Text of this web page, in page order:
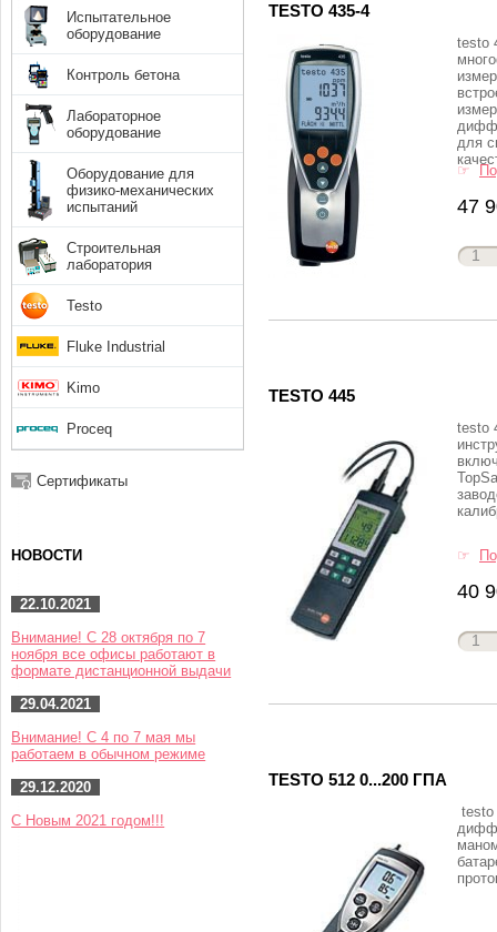
TESTO 435-4
testo
для
☞
47
TESTO 445
testo
☞
40
TESTO 512 0...200 ГПА
testo
Испытательное
оборудование
Контроль бетона
Лабораторное
оборудование
Оборудование для
физико-механических
испытаний
Строительная
лаборатория
Testo
Fluke Industrial
Kimo
Proceq
Сертификаты
НОВОСТИ
22.10.2021
Внимание! С 28 октября по 7
ноября все офисы работают в
формате дистанционной выдачи
29.04.2021
Внимание! С 4 по 7 мая мы
работаем в обычном режиме
29.12.2020
С Новым 2021 годом!!!